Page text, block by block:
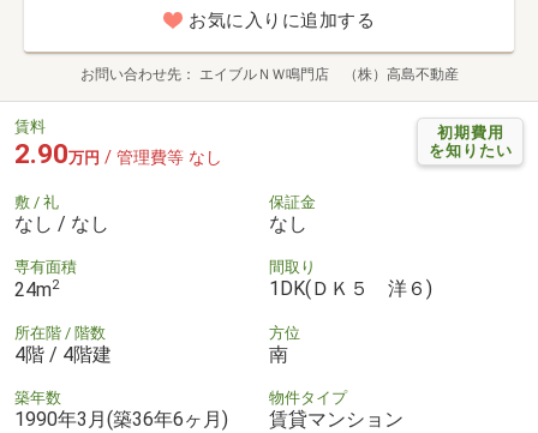
お気に入りに追加する
お問い合わせ先 エイブルＮＷ鳴門店 （株）高島不動産
初期費用
を知りたい
賃料
2.90万円 / 管理費等 なし
敷 / 礼
なし / なし
保証金
なし
専有面積
24m2
間取り
1DK(ＤＫ５ 洋６)
所在階 / 階数
4階 / 4階建
方位
南
築年数
1990年3月(築36年6ヶ月)
物件タイプ
賃貸マンション